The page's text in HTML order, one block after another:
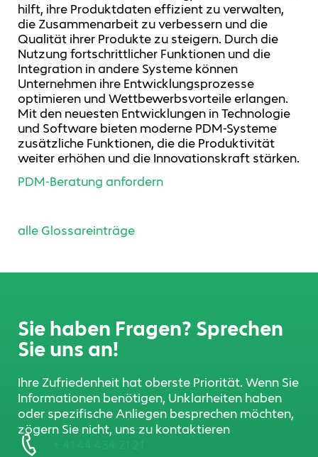
hilft, ihre Produktdaten effizient zu verwalten,
die Zusammenarbeit zu verbessern und die
Qualität ihrer Produkte zu steigern. Durch die
Nutzung fortschrittlicher Funktionen und die
Integration in andere Systeme können
Unternehmen ihre Entwicklungsprozesse
optimieren und Wettbewerbsvorteile erlangen.
Mit den neuesten Entwicklungen in Technologie
und Software bieten moderne PDM-Systeme
zusätzliche Funktionen, die die Produktivität
weiter erhöhen und die Innovationskraft stärken.
PDM-Beratung anfordern
alle Glossareinträge
Sie haben Fragen? Sprechen
Sie uns an!
Ihre Zufriedenheit hat oberste Priorität. Wenn Sie
Informationen benötigen, Unklarheiten haben
oder spezifische Anliegen besprechen möchten,
zögern Sie nicht, uns zu kontaktieren